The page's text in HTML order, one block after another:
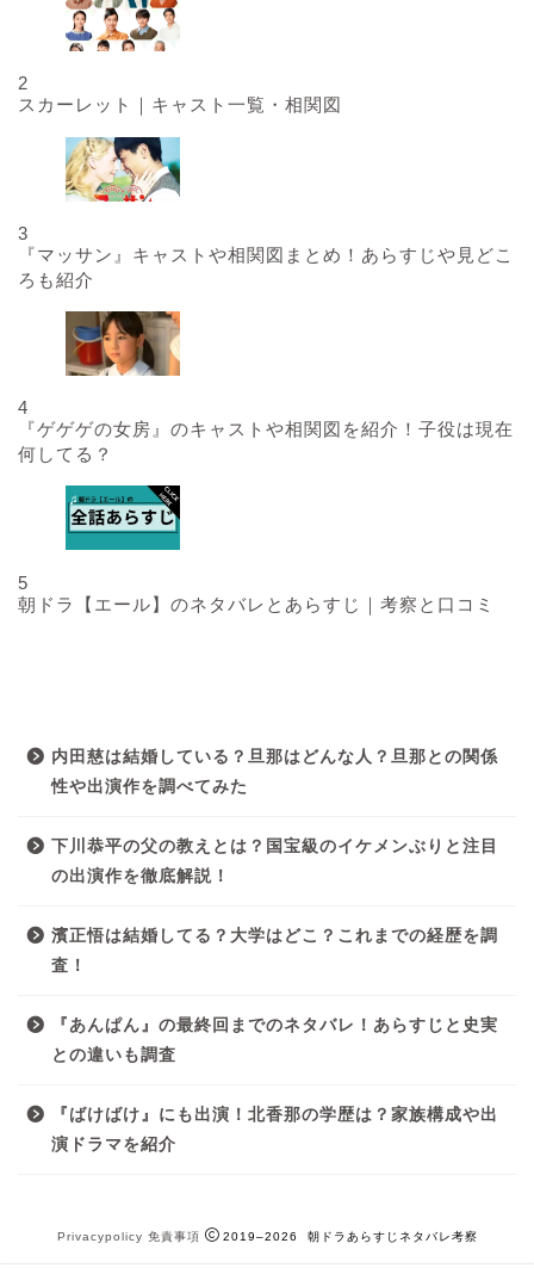
2
スカーレット｜キャスト一覧・相関図
3
『マッサン』キャストや相関図まとめ！あらすじや見どこ
ろも紹介
4
『ゲゲゲの女房』のキャストや相関図を紹介！子役は現在
何してる？
5
朝ドラ【エール】のネタバレとあらすじ｜考察と口コミ
内田慈は結婚している？旦那はどんな人？旦那との関係
性や出演作を調べてみた
下川恭平の父の教えとは？国宝級のイケメンぶりと注目
の出演作を徹底解説！
濱正悟は結婚してる？大学はどこ？これまでの経歴を調
査！
『あんぱん』の最終回までのネタバレ！あらすじと史実
との違いも調査
『ばけばけ』にも出演！北香那の学歴は？家族構成や出
演ドラマを紹介
Privacypolicy 免責事項 2019–2026 朝ドラあらすじネタバレ考察